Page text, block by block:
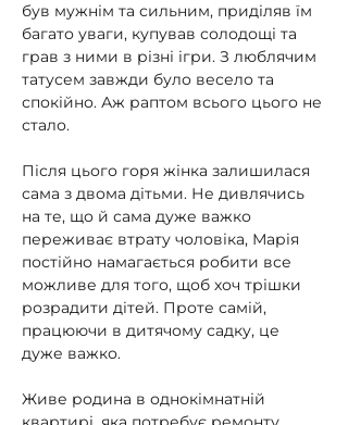
був мужнім та сильним, приділяв їм
багато уваги, купував солодощі та
грав з ними в різні ігри. З люблячим
татусем завжди було весело та
спокійно. Аж раптом всього цього не
стало.
Після цього горя жінка залишилася
сама з двома дітьми. Не дивлячись
на те, що й сама дуже важко
переживає втрату чоловіка, Марія
постійно намагається робити все
можливе для того, щоб хоч трішки
розрадити дітей. Проте самій,
працюючи в дитячому садку, це
дуже важко.
Живе родина в однокімнатній